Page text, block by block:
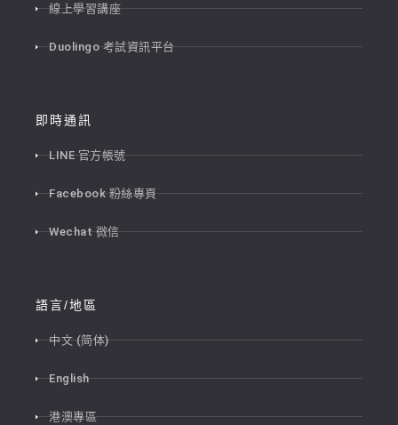
線上學習講座
Duolingo 考試資訊平台
即時通訊
LINE 官方帳號
Facebook 粉絲專頁
Wechat 微信
語言/地區
中文 (简体)
English
港澳專區